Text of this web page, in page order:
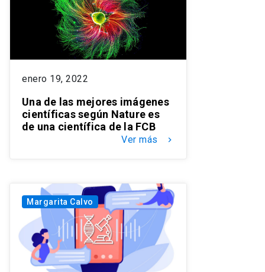
enero 19, 2022
Una de las mejores imágenes
científicas según Nature es
de una científica de la FCB
Ver más keyboard_arrow_right
Margarita Calvo